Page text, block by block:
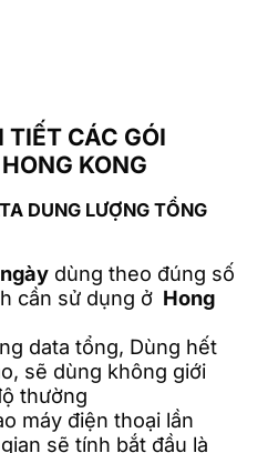
CÁC GÓI
KONG
DUNG LƯỢNG TỔNG
dùng theo đúng số
cần sử dụng ở Hong
data tổng, Dùng hết
sẽ dùng không giới
thường
máy điện thoại lần
sẽ tính bắt đầu là